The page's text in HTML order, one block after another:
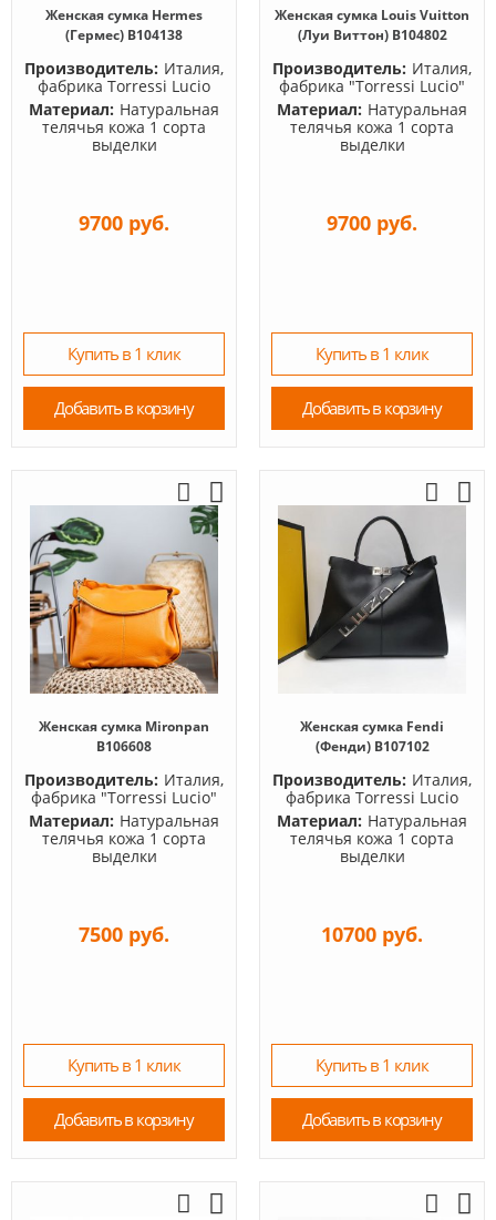
Женская сумка Hermes
(Гермес) B104138
Производитель: Италия,
фабрика Torressi Lucio
Материал: Натуральная
телячья кожа 1 сорта
выделки
9700 руб.
Купить в 1 клик
Добавить в корзину
Женская сумка Louis Vuitton
(Луи Виттон) B104802
Производитель: Италия,
фабрика "Torressi Lucio"
Материал: Натуральная
телячья кожа 1 сорта
выделки
9700 руб.
Купить в 1 клик
Добавить в корзину
Женская сумка Mironpan
B106608
Производитель: Италия,
фабрика "Torressi Lucio"
Материал: Натуральная
телячья кожа 1 сорта
выделки
7500 руб.
Купить в 1 клик
Добавить в корзину
Женская сумка Fendi
(Фенди) B107102
Производитель: Италия,
фабрика Torressi Lucio
Материал: Натуральная
телячья кожа 1 сорта
выделки
10700 руб.
Купить в 1 клик
Добавить в корзину